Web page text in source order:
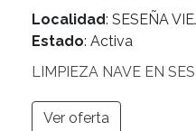
Localidad: SESEÑA
Estado: Activa
LIMPIEZA NAVE EN
Ver oferta